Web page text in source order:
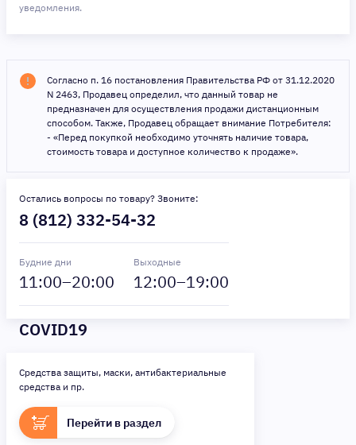
уведомления.
Согласно п. 16 постановления Правительства РФ от 31.12.2020
N 2463, Продавец определил, что данный товар не
предназначен для осуществления продажи дистанционным
способом. Также, Продавец обращает внимание Потребителя:
- «Перед покупкой необходимо уточнять наличие товара,
стоимость товара и доступное количество к продаже».
Остались вопросы по товару? Звоните:
8 (812) 332-54-32
Будние дни
11:00–20:00
Выходные
12:00–19:00
COVID19
Средства защиты, маски, антибактериальные
средства и пр.
Перейти в раздел